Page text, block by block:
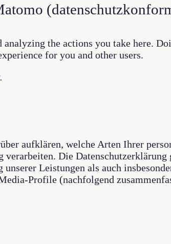
the actions you take here.
for you and other users.
aufklären, welche Arten Ihrer
Die
Leistungen als auch
Profile (nachfolgend